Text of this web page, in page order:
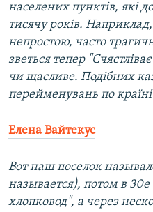
населених пунктів, які
тисячу років.
непростою, часто
зветься тепер
чи щасливе. Подібних
перейменувань по країні
Елена Вайтекус
Вот наш поселок
называется), потом в
хлопковод", а через